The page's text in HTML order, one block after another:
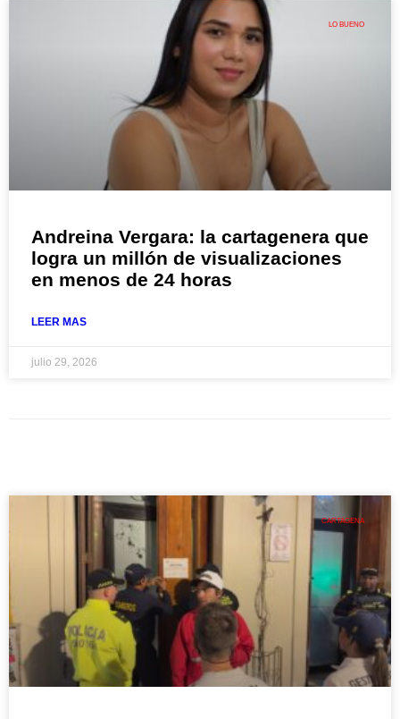
LO BUENO
Andreina Vergara: la cartagenera que
logra un millón de visualizaciones
en menos de 24 horas
LEER MAS
julio 29, 2026
CARTAGENA